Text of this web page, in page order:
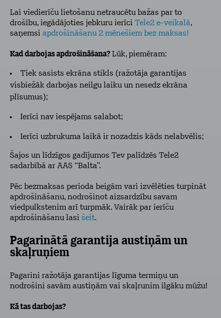
Lai viedierīču lietošanu netraucētu bažas par to
drošību, iegādājoties jebkuru ierīci Tele2 e-veikalā,
saņemsi apdrošināšanu 2 mēnešiem bez maksas!
Kad darbojas apdrošināšana?Lūk, piemēram:
Tiek sasists ekrāna stikls (ražotāja garantijas
visbiežāk darbojas neilgu laiku un nesedz ekrāna
plīsumus);
Ierīci nav iespējams salabot;
Ierīci uzbrukuma laikā ir nozadzis kāds nelabvēlis;
Šajos un līdzīgos gadījumos Tev palīdzēs Tele2
sadarbībā ar AAS “Balta”.
Pēc bezmaksas perioda beigām vari izvēlēties turpināt
apdrošināšanu, nodrošinot aizsardzību savam
viedpulkstenim arī turpmāk. Vairāk par ierīču
apdrošināšanu lasi šeit.
Pagarinātā garantija austiņām un
skaļruņiem
Pagarini ražotāja garantijas līguma termiņu un
nodrošini savām austiņām vai skaļrunim ilgāku mūžu!
Kā tas darbojas?